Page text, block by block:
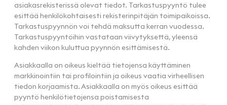
asiakasrekisterissä olevat tiedot. Tarkastuspyyntö tulee
esittää henkilökohtaisesti rekisterinpitäjän toimipaikoissa.
Tarkastuspyynnön voi tehdä maksutta kerran vuodessa.
Tarkastuspyyntöihin vastataan viivytyksettä, yleensä
kahden viikon kuluttua pyynnön esittämisestä.
Asiakkaalla on oikeus kieltää tietojensa käyttäminen
markkinointiin tai profilointiin ja oikeus vaatia virheellisen
tiedon korjaamista. Asiakkaalla on myös oikeus esittää
pyyntö henkilötietojensa poistamisesta